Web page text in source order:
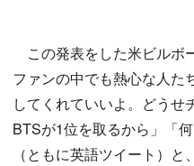
この発表をした米ビルボ
ファンの中でも熱心な人た
してくれていいよ。どうせ
BTSが1位を取るから」「
（ともに英語ツイート）